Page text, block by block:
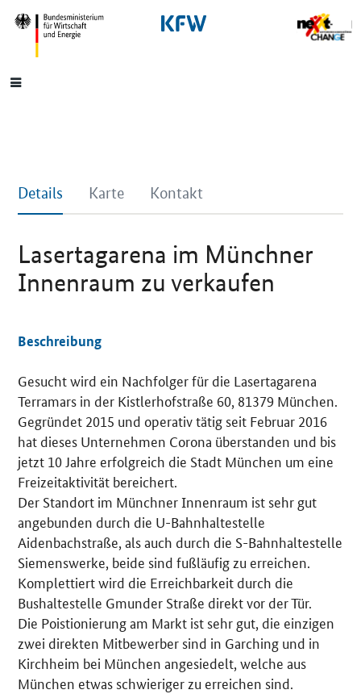
SrOnlyNavigation
Hauptmenü
Details Karte Kontakt
Lasertagarena im Münchner
Innenraum zu verkaufen
Details
Beschreibung
Gesucht wird ein Nachfolger für die Lasertagarena
Terramars in der Kistlerhofstraße 60, 81379 München.
Gegründet 2015 und operativ tätig seit Februar 2016
hat dieses Unternehmen Corona überstanden und bis
jetzt 10 Jahre erfolgreich die Stadt München um eine
Freizeitaktivität bereichert.
Der Standort im Münchner Innenraum ist sehr gut
angebunden durch die U-Bahnhaltestelle
Aidenbachstraße, als auch durch die S-Bahnhaltestelle
Siemenswerke, beide sind fußläufig zu erreichen.
Komplettiert wird die Erreichbarkeit durch die
Bushaltestelle Gmunder Straße direkt vor der Tür.
Die Poistionierung am Markt ist sehr gut, die einzigen
zwei direkten Mitbewerber sind in Garching und in
Kirchheim bei München angesiedelt, welche aus
München etwas schwieriger zu erreichen sind.